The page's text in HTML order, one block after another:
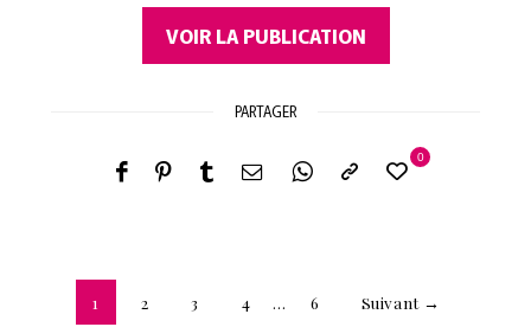
VOIR LA PUBLICATION
PARTAGER
0
1 2 3 4 … 6 Suivant →